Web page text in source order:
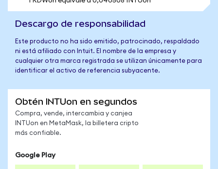
Descargo de responsabilidad
Este producto no ha sido emitido, patrocinado, respaldado
ni está afiliado con Intuit. El nombre de la empresa y
cualquier otra marca registrada se utilizan únicamente para
identificar el activo de referencia subyacente.
Obtén INTUon en segundos
Compra, vende, intercambia y canjea
INTUon en MetaMask, la billetera cripto
más confiable.
Google Play